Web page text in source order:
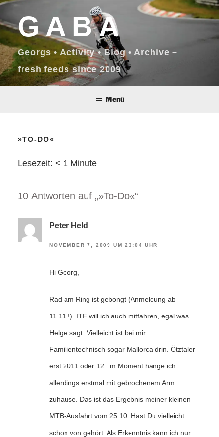
Zum
Inhalt
springenGABA
Georgs • Activity • Blog • Archive –
fresh feeds since 2009
Menü
»TO-DO«
Lesezeit: < 1 Minute
10 Antworten auf „»To-Do«“
Peter Held
NOVEMBER 7, 2009 UM 23:04 UHR
Hi Georg,
Rad am Ring ist gebongt (Anmeldung ab
11.11.!). ITF will ich auch mitfahren, egal was
Helge sagt. Vielleicht ist bei mir
Familientechnisch sogar Mallorca drin. Ötztaler
erst 2011 oder 12. Im Moment hänge ich
allerdings erstmal mit gebrochenem Arm
zuhause. Das ist das Ergebnis meiner kleinen
MTB-Ausfahrt vom 25.10. Hast Du vielleicht
schon von gehört. Als Erkenntnis kann ich nur